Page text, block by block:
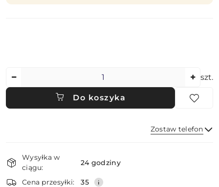
szt.
Do koszyka
Zostaw telefon
i
dostawa
Wysyłka w
ciągu:
24 godziny
Cena przesyłki: 35